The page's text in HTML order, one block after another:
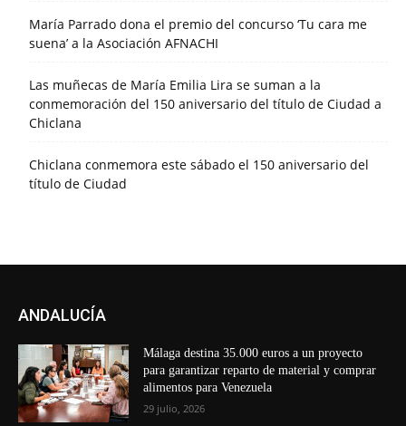
María Parrado dona el premio del concurso ‘Tu cara me
suena’ a la Asociación AFNACHI
Las muñecas de María Emilia Lira se suman a la
conmemoración del 150 aniversario del título de Ciudad a
Chiclana
Chiclana conmemora este sábado el 150 aniversario del
título de Ciudad
ANDALUCÍA
Málaga destina 35.000 euros a un proyecto
para garantizar reparto de material y comprar
alimentos para Venezuela
29 julio, 2026